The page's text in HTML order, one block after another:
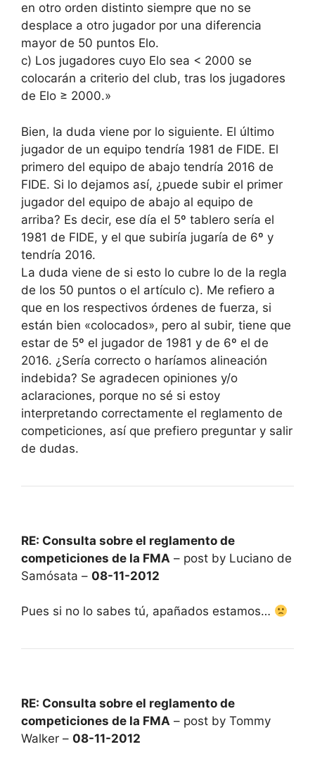
en otro orden distinto siempre que no se
desplace a otro jugador por una diferencia
mayor de 50 puntos Elo.
c) Los jugadores cuyo Elo sea < 2000 se
colocarán a criterio del club, tras los jugadores
de Elo ≥ 2000.»
Bien, la duda viene por lo siguiente. El último
jugador de un equipo tendría 1981 de FIDE. El
primero del equipo de abajo tendría 2016 de
FIDE. Si lo dejamos así, ¿puede subir el primer
jugador del equipo de abajo al equipo de
arriba? Es decir, ese día el 5º tablero sería el
1981 de FIDE, y el que subiría jugaría de 6º y
tendría 2016.
La duda viene de si esto lo cubre lo de la regla
de los 50 puntos o el artículo c). Me refiero a
que en los respectivos órdenes de fuerza, si
están bien «colocados», pero al subir, tiene que
estar de 5º el jugador de 1981 y de 6º el de
2016. ¿Sería correcto o haríamos alineación
indebida? Se agradecen opiniones y/o
aclaraciones, porque no sé si estoy
interpretando correctamente el reglamento de
competiciones, así que prefiero preguntar y salir
de dudas.
RE: Consulta sobre el reglamento de
competiciones de la FMA – post by Luciano de
Samósata – 08-11-2012
Pues si no lo sabes tú, apañados estamos…
RE: Consulta sobre el reglamento de
competiciones de la FMA – post by Tommy
Walker – 08-11-2012